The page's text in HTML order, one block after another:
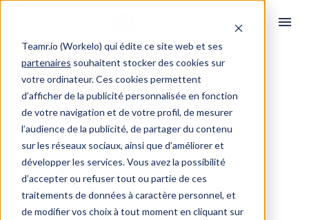
Teamr.io (Workelo) qui édite ce site web et ses
partenaires souhaitent stocker des cookies sur
votre ordinateur. Ces cookies permettent
d’afficher de la publicité personnalisée en fonction
de votre navigation et de votre profil, de mesurer
l’audience de la publicité, de partager du contenu
sur les réseaux sociaux, ainsi que d’améliorer et
développer les services. Vous avez la possibilité
d’accepter ou refuser tout ou partie de ces
traitements de données à caractère personnel, et
de modifier vos choix à tout moment en cliquant sur